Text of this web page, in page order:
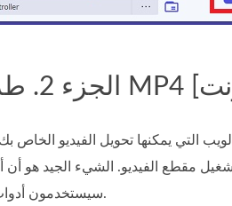
التي يمكنها تحويل الفيديو
مقطع الفيديو. الشيء الجيد هو
سيستخدمون أدوات الويب هذه ، نحن نقدم الخطوات التي يجب اتباعها لاستخدامها بشكل صحيح.